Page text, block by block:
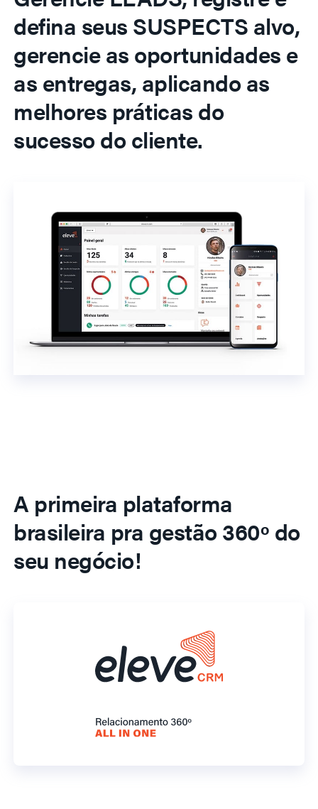
defina seus SUSPECTS alvo,
gerencie as oportunidades e
as entregas, aplicando as
melhores práticas do
sucesso do cliente.
A primeira plataforma
brasileira pra gestão 360º do
seu negócio!